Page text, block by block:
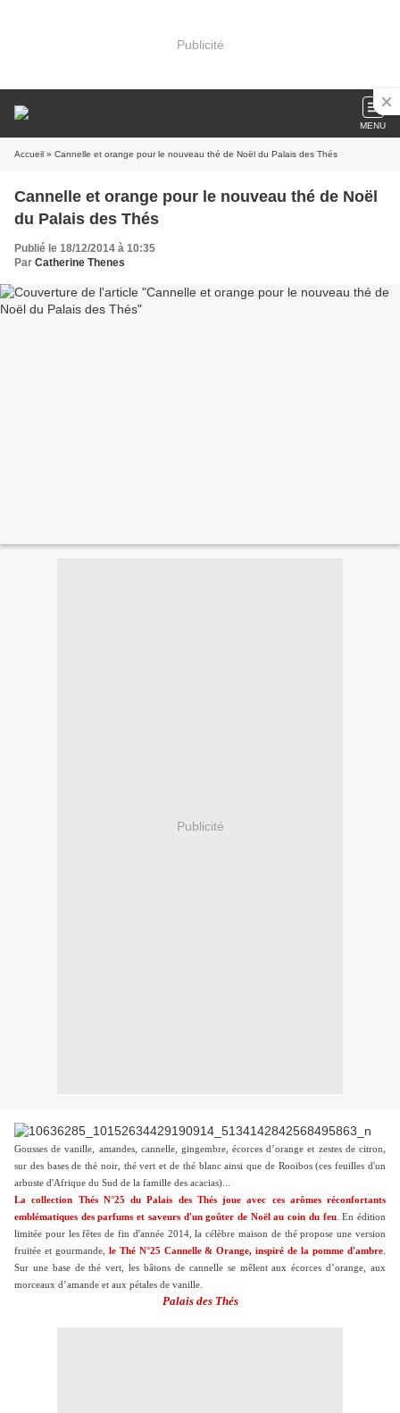
Publicité
MENU
Accueil » Cannelle et orange pour le nouveau thé de Noël du Palais des Thés
Cannelle et orange pour le nouveau thé de Noël
du Palais des Thés
Publié le 18/12/2014 à 10:35
Par Catherine Thenes
Publicité
Gousses de vanille, amandes, cannelle, gingembre, écorces d’orange et zestes de citron,
sur des basesde thé noir, thé vert et de thé blanc ainsi que de Rooibos (ces feuilles d'un
arbuste d'Afrique du Sud de la famille des acacias)
La collection Thés N°25 du Palais des Thés joue avec ces arômes réconfortants
emblématiques des parfums et saveurs d'un goûter de Noël au coin du feu. En édition
limitée pour les fêtes de fin d'année 2014, la célèbre maison de thé propose une version
fruitée et gourmande, le Thé N°25 Cannelle & Orange, inspiré de la pomme d'ambre
Sur une base de thé vert, les bâtons de cannelle se mêlent aux écorces d’orange, aux
morceaux d’amande et aux pétales de vanille.
Palais des Thés